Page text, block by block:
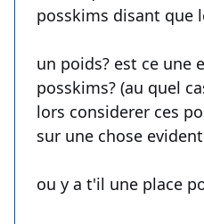
posskims disant que
un poids? est ce une
posskims? (au quel
lors considerer ces
sur une chose
ou y a t'il une place